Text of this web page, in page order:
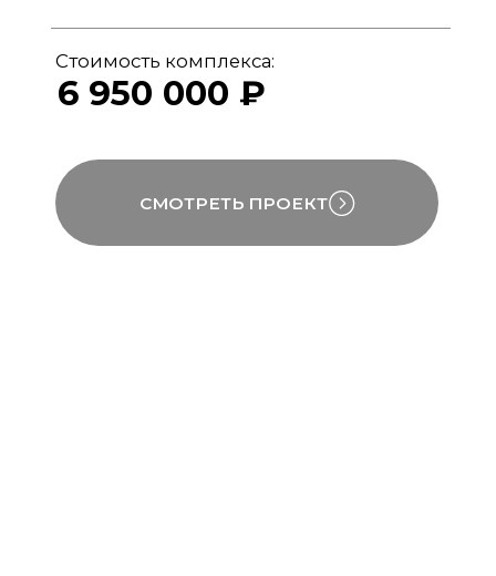
Мы совмещаем скорость модульной
сборки с технологиями капитального
строительства, включая использование
бетона, керамогранита и премиального
инженерного оборудования